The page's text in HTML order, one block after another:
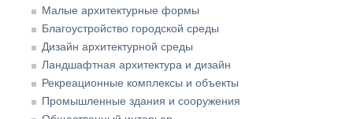
Малые архитектурные формы
Благоустройство городской среды
Дизайн архитектурной среды
Ландшафтная архитектура и дизайн
Рекреационные комплексы и объекты
Промышленные здания и сооружения